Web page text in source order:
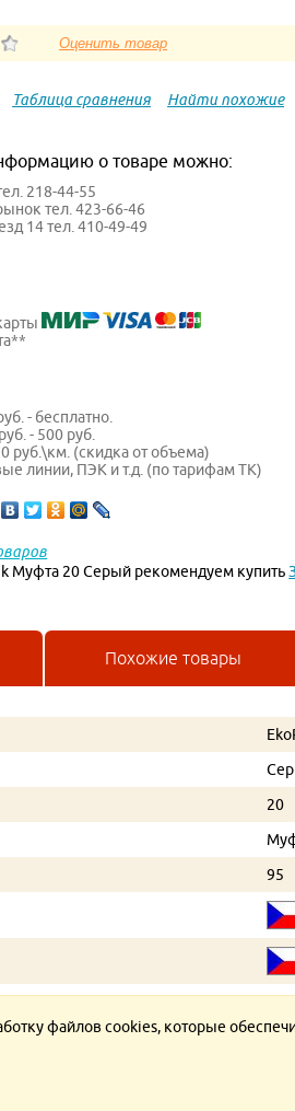
Таблица сравнения Найти похожие
о товаре можно:
218-44-55
тел. 423-66-46
14 тел. 410-49-49
- бесплатно.
- 500 руб.
руб.\км. (скидка от объема)
линии, ПЭК и т.д. (по тарифам ТК)
Муфта 20 Серый рекомендуем купить
Похожие товары
20
95
файлов cookies, которые